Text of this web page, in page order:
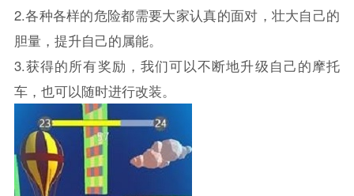
2.各种各样的危险都需要大家认真的面对，壮大自己的
胆量，提升自己的属能。
3.获得的所有奖励，我们可以不断地升级自己的摩托
车，也可以随时进行改装。